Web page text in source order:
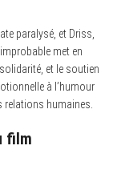
paralysé, et Driss,
met en
et le soutien
à l’humour
relations humaines.
film